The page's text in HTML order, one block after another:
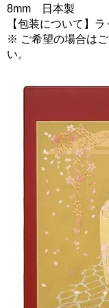
8mm 日本製
【包装について】
※ ご希望の場合は
い。